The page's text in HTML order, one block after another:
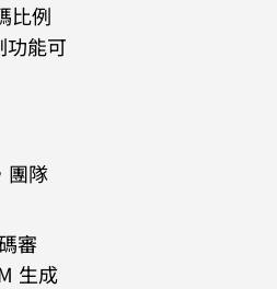
比例
功能可
團隊
審
生成